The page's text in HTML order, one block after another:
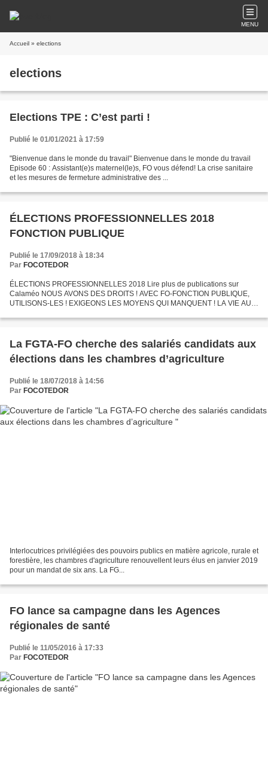
MENU
Accueil » elections
elections
Elections TPE : C’est parti !
Publié le 01/01/2021 à 17:59
"Bienvenue dans le monde du travail" Bienvenue dans le monde du travail
Episode 60 : Assistant(e)s maternel(le)s, FO vous défend! La crise sanitaire
et les mesures de fermeture administrative des ...
ÉLECTIONS PROFESSIONNELLES 2018
FONCTION PUBLIQUE
Publié le 17/09/2018 à 18:34
Par FOCOTEDOR
ÉLECTIONS PROFESSIONNELLES 2018 Lire plus de publications sur
Calaméo NOUS AVONS DES DROITS ! AVEC FO-FONCTION PUBLIQUE,
UTILISONS-LES ! EXIGEONS LES MOYENS QUI MANQUENT ! LA VIE AU
tiens...
La FGTA-FO cherche des salariés candidats aux
élections dans les chambres d’agriculture
Publié le 18/07/2018 à 14:56
Par FOCOTEDOR
Interlocutrices privilégiées des pouvoirs publics en matière agricole, rurale et
forestière, les chambres d'agriculture renouvellent leurs élus en janvier 2019
pour un mandat de six ans. La FG...
FO lance sa campagne dans les Agences
régionales de santé
Publié le 11/05/2016 à 17:33
Par FOCOTEDOR